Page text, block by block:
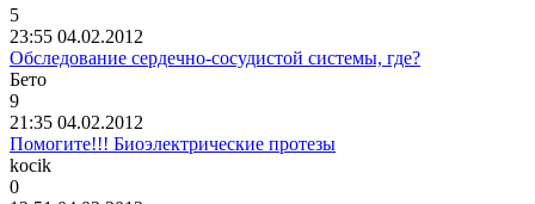
5
23:55 04.02.2012
Обследование сердечно-сосудистой системы, где?
Бето
9
21:35 04.02.2012
Помогите!!! Биоэлектрические протезы
kocik
0